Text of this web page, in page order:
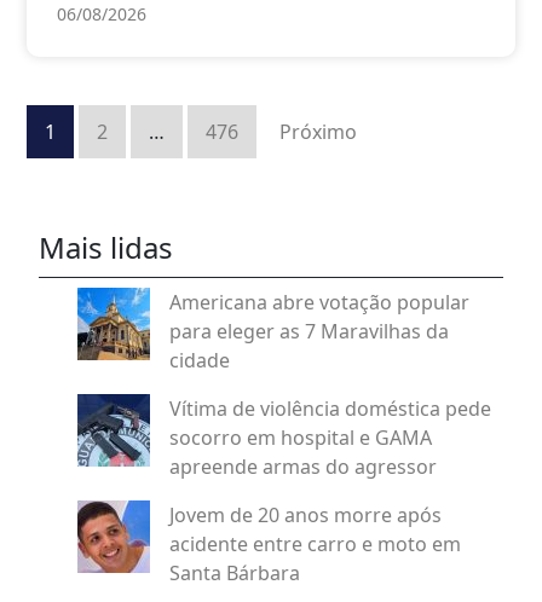
06/08/2026
de
posts
1 2 … 476 Próximo
Mais lidas
Americana abre votação popular
para eleger as 7 Maravilhas da
cidade
Vítima de violência doméstica pede
socorro em hospital e GAMA
apreende armas do agressor
Jovem de 20 anos morre após
acidente entre carro e moto em
Santa Bárbara